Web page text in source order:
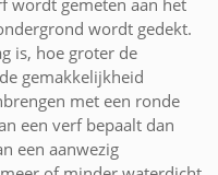
wordt gedekt.
is, hoe groter de
gemakkelijkheid
met een ronde
een verf bepaalt dan
een aanwezig